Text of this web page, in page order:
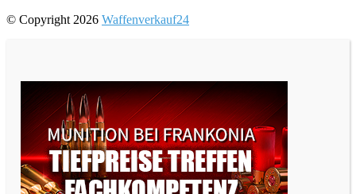
© Copyright 2026 Waffenverkauf24